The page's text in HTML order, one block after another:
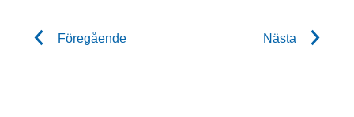
Föregående Nästa